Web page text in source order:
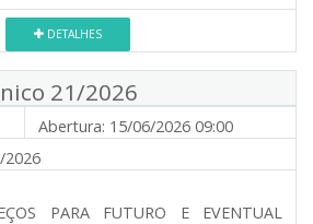
DETALHES
21/2026
Abertura: 15/06/2026 09:00
2026
PARA FUTURO E EVENTUAL